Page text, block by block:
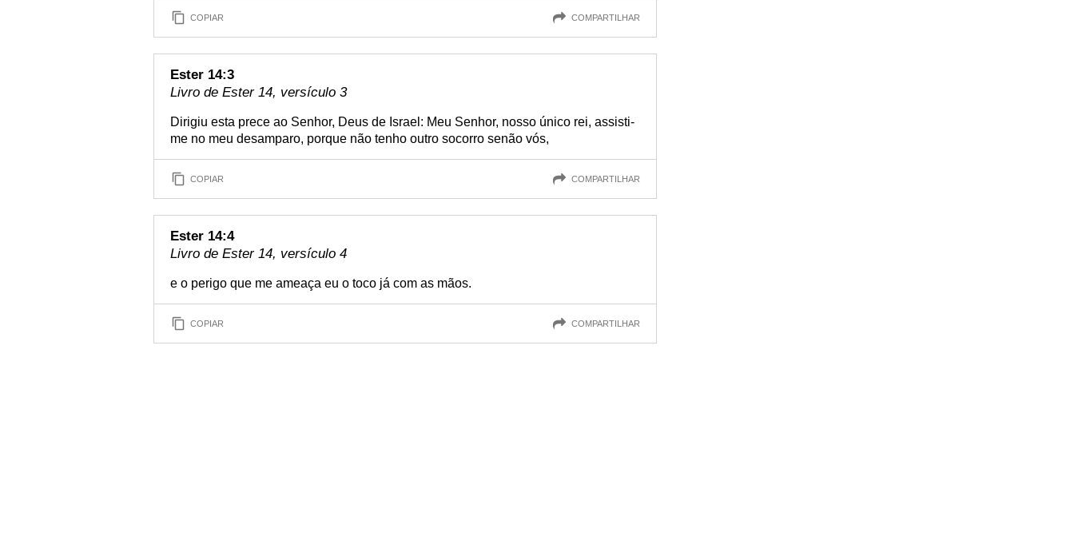
COPIAR COMPARTILHAR
Ester 14:3
Livro de Ester 14, versículo 3
Dirigiu esta prece ao Senhor, Deus de Israel: Meu Senhor, nosso único rei, assisti-
me no meu desamparo, porque não tenho outro socorro senão vós,
COPIAR COMPARTILHAR
Ester 14:4
Livro de Ester 14, versículo 4
e o perigo que me ameaça eu o toco já com as mãos.
COPIAR COMPARTILHAR